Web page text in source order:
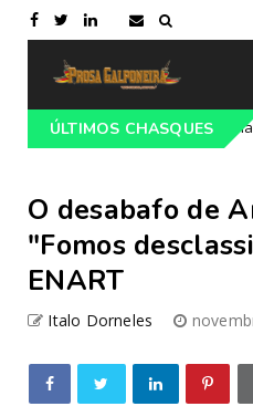
ÚLTIMOS CHASQUES
68º Congresso Tradicionalista
O desabafo de
"Fomos
ENART
Italo Dorneles